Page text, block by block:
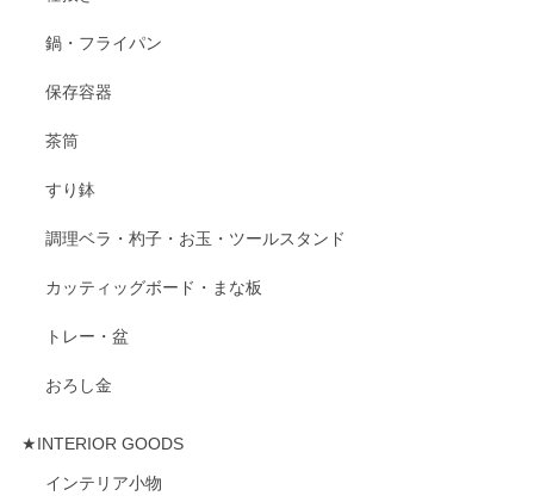
鍋・フライパン
保存容器
茶筒
すり鉢
調理ベラ・杓子・お玉・ツールスタンド
カッティッグボード・まな板
トレー・盆
おろし金
★INTERIOR GOODS
インテリア小物